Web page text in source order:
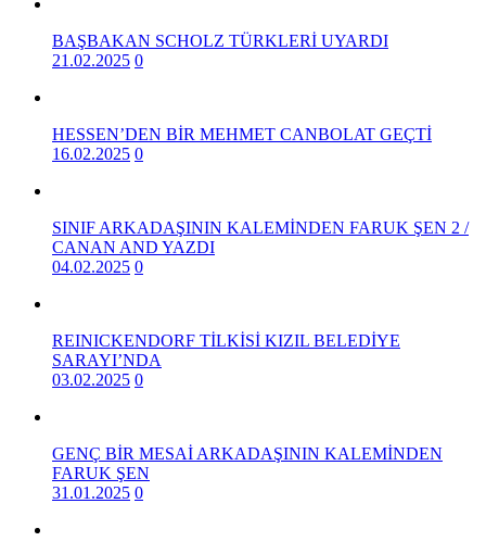
BAŞBAKAN SCHOLZ TÜRKLERİ UYARDI
21.02.2025 0
HESSEN’DEN BİR MEHMET CANBOLAT GEÇTİ
16.02.2025 0
SINIF ARKADAŞININ KALEMİNDEN FARUK ŞEN 2 /
CANAN AND YAZDI
04.02.2025 0
REINICKENDORF TİLKİSİ KIZIL BELEDİYE
SARAYI’NDA
03.02.2025 0
GENÇ BİR MESAİ ARKADAŞININ KALEMİNDEN
FARUK ŞEN
31.01.2025 0